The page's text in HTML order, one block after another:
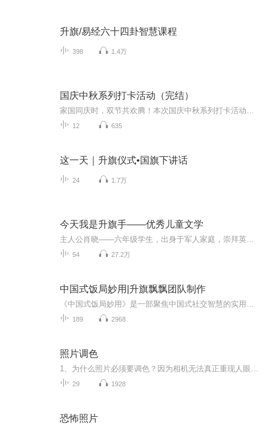
升旗/易经六十四卦智慧课程
398 1.4万
国庆中秋系列打卡活动（完结）
12 635
这一天｜升旗仪式•国旗下讲话
24 1.7万
今天我是升旗手——优秀儿童文学
54 27.2万
中国式饭局妙用|升旗飘飘团队制作
189 2968
照片调色
29 1928
恐怖照片